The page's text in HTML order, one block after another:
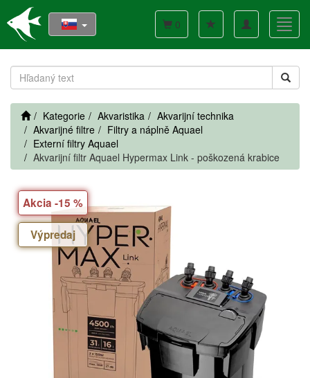
Toggle
navigation
0
Kategorie Akvaristika
Akvarijní technika
Akvarijné filtre
Filtry a náplně Aquael
Externí filtry Aquael
Akvarijní filtr Aquael Hypermax Link - poškozená krabice
Akcia -15 %
Výpredaj